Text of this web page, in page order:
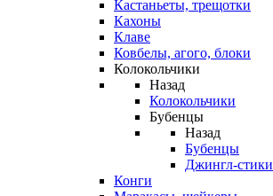
Кастаньеты, трещотки
Кахоны
Клаве
Ковбелы, агого, блоки
Колокольчики
Назад
Колокольчики
Бубенцы
Назад
Бубенцы
Джингл-стики
Конги